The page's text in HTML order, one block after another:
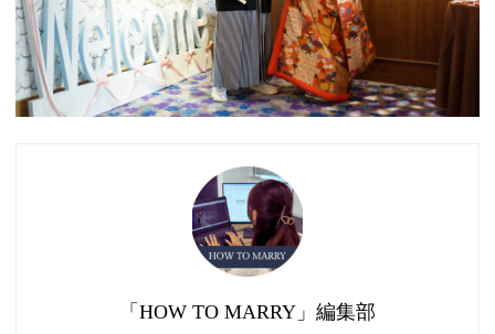
「HOW TO MARRY」編集部